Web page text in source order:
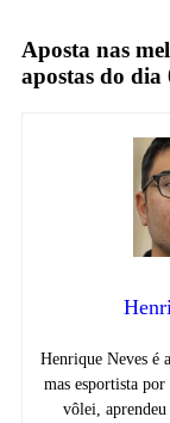
Aposta nas
apostas do dia
Henrique Neves é
mas esportista
vôlei, aprendeu